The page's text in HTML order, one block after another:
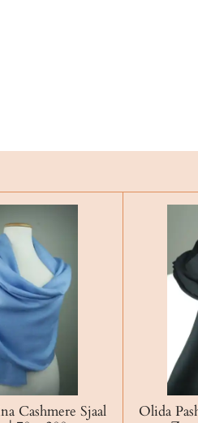
Cashmere Sjaal
Olida